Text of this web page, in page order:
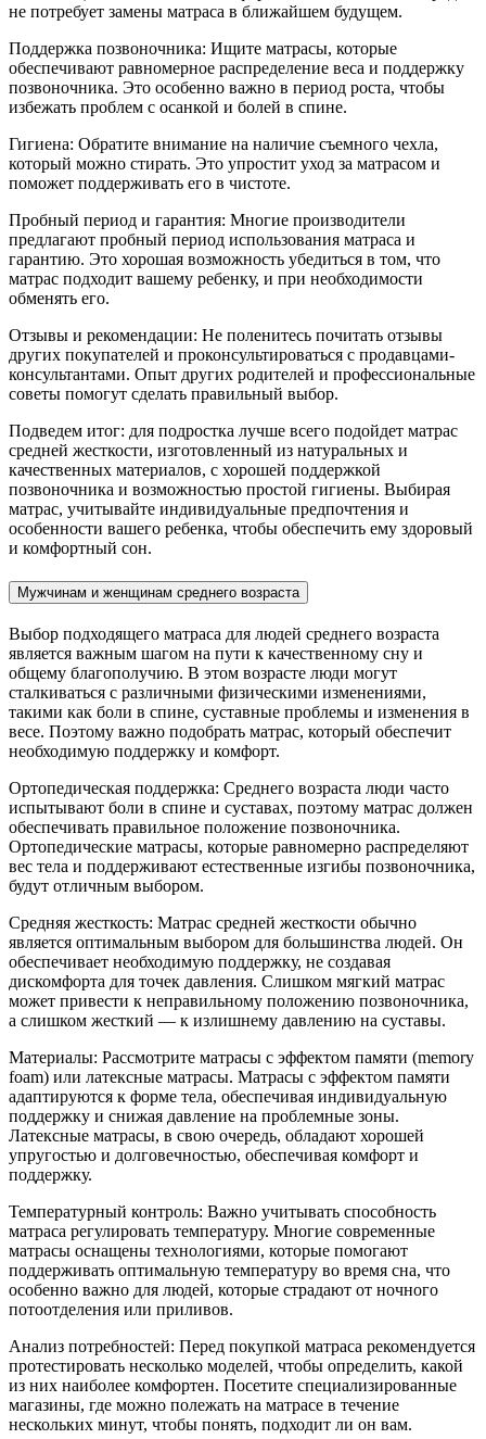
не потребует замены матраса в ближайшем будущем.
Поддержка позвоночника: Ищите матрасы, которые
обеспечивают равномерное распределение веса и поддержку
позвоночника. Это особенно важно в период роста, чтобы
избежать проблем с осанкой и болей в спине.
Гигиена: Обратите внимание на наличие съемного чехла,
который можно стирать. Это упростит уход за матрасом и
поможет поддерживать его в чистоте.
Пробный период и гарантия: Многие производители
предлагают пробный период использования матраса и
гарантию. Это хорошая возможность убедиться в том, что
матрас подходит вашему ребенку, и при необходимости
обменять его.
Отзывы и рекомендации: Не поленитесь почитать отзывы
других покупателей и проконсультироваться с продавцами-
консультантами. Опыт других родителей и профессиональные
советы помогут сделать правильный выбор.
Подведем итог: для подростка лучше всего подойдет матрас
средней жесткости, изготовленный из натуральных и
качественных материалов, с хорошей поддержкой
позвоночника и возможностью простой гигиены. Выбирая
матрас, учитывайте индивидуальные предпочтения и
особенности вашего ребенка, чтобы обеспечить ему здоровый
и комфортный сон.
Мужчинам и женщинам среднего возраста
Выбор подходящего матраса для людей среднего возраста
является важным шагом на пути к качественному сну и
общему благополучию. В этом возрасте люди могут
сталкиваться с различными физическими изменениями,
такими как боли в спине, суставные проблемы и изменения в
весе. Поэтому важно подобрать матрас, который обеспечит
необходимую поддержку и комфорт.
Ортопедическая поддержка: Среднего возраста люди часто
испытывают боли в спине и суставах, поэтому матрас должен
обеспечивать правильное положение позвоночника.
Ортопедические матрасы, которые равномерно распределяют
вес тела и поддерживают естественные изгибы позвоночника,
будут отличным выбором.
Средняя жесткость: Матрас средней жесткости обычно
является оптимальным выбором для большинства людей. Он
обеспечивает необходимую поддержку, не создавая
дискомфорта для точек давления. Слишком мягкий матрас
может привести к неправильному положению позвоночника,
а слишком жесткий — к излишнему давлению на суставы.
Материалы: Рассмотрите матрасы с эффектом памяти (memory
foam) или латексные матрасы. Матрасы с эффектом памяти
адаптируются к форме тела, обеспечивая индивидуальную
поддержку и снижая давление на проблемные зоны.
Латексные матрасы, в свою очередь, обладают хорошей
упругостью и долговечностью, обеспечивая комфорт и
поддержку.
Температурный контроль: Важно учитывать способность
матраса регулировать температуру. Многие современные
матрасы оснащены технологиями, которые помогают
поддерживать оптимальную температуру во время сна, что
особенно важно для людей, которые страдают от ночного
потоотделения или приливов.
Анализ потребностей: Перед покупкой матраса рекомендуется
протестировать несколько моделей, чтобы определить, какой
из них наиболее комфортен. Посетите специализированные
магазины, где можно полежать на матрасе в течение
нескольких минут, чтобы понять, подходит ли он вам.